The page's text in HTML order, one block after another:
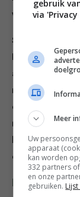
werkblad tot
Steek er met
Leg de helft
rondom wat
deegcirkels er
met de
het
donkerbruin en
Deel dit
gebruik
via
Meer
Uw
apparaat
kan worden
332 partners
en onze
gebruiken.